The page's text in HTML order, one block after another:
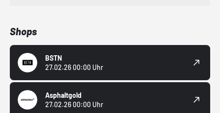
Shops
BSTN
27.02.26 00:00 Uhr
Asphaltgold
27.02.26 00:00 Uhr